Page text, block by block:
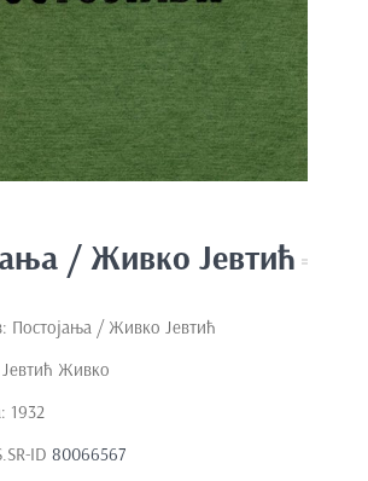
/ Живко Јевтић
Постојања / Живко Јевтић
Живко
1932
ID 80066567